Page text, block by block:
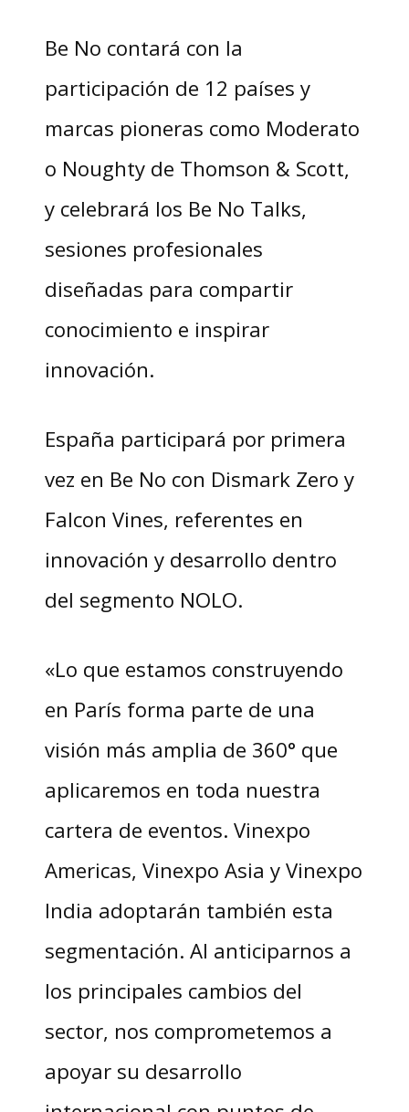
Be No contará con la
participación de 12 países y
marcas pioneras como Moderato
o Noughty de Thomson & Scott,
y celebrará los Be No Talks,
sesiones profesionales
diseñadas para compartir
conocimiento e inspirar
innovación.
España participará por primera
vez en Be No con Dismark Zero y
Falcon Vines, referentes en
innovación y desarrollo dentro
del segmento NOLO.
«Lo que estamos construyendo
en París forma parte de una
visión más amplia de 360° que
aplicaremos en toda nuestra
cartera de eventos. Vinexpo
Americas, Vinexpo Asia y Vinexpo
India adoptarán también esta
segmentación. Al anticiparnos a
los principales cambios del
sector, nos comprometemos a
apoyar su desarrollo